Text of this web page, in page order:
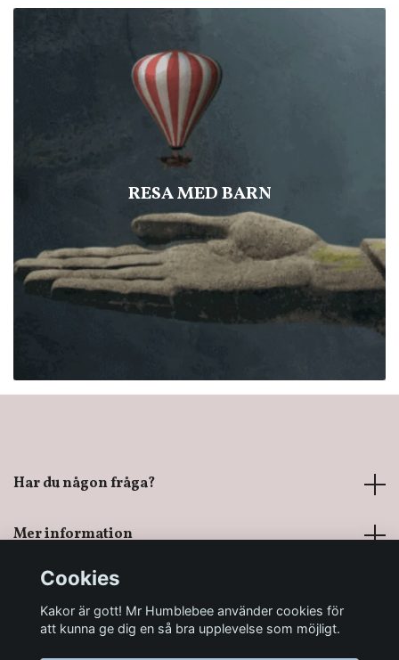
RESA MED BARN
Har du någon fråga?
Mer information
Sociala medier
Cookies
Kakor är gott! Mr Humblebee använder cookies för
att kunna ge dig en så bra upplevelse som möjligt.